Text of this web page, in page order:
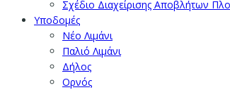
Σχέδιο Διαχείρισης Αποβλήτων
Υποδομές
Νέο Λιμάνι
Παλιό Λιμάνι
Δήλος
Ορνός